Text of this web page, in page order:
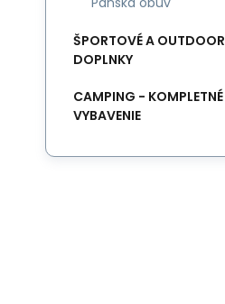
ŠPORTOVÉ A OUTDOOR
DOPLNKY
CAMPING - KOMPLETNÉ
VYBAVENIE